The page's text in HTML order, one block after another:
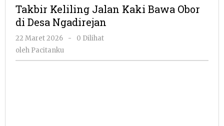
Kaki
Bawa
Obor
Desa
Takbir Keliling Jalan Kaki Bawa Obor
di Desa Ngadirejan
22 Maret 2026
oleh
-
0 Dilihat
oleh Pacitanku